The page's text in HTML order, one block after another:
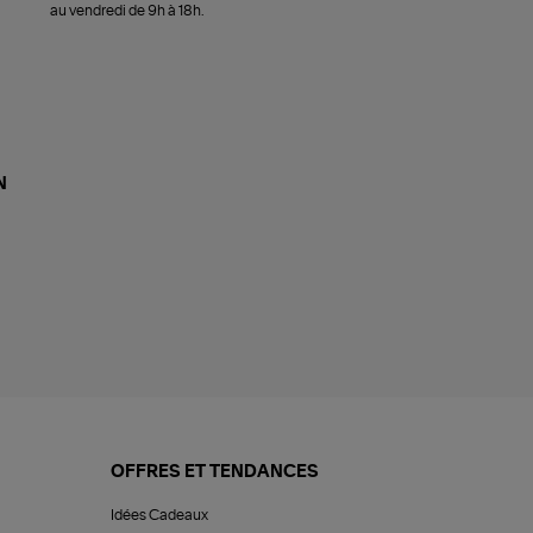
au vendredi de 9h à 18h.
OFFRES ET TENDANCES
Idées Cadeaux